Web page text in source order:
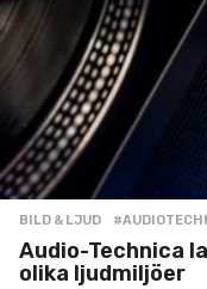
BILD & LJUD
Audio-Technica
olika ljudmiljöer